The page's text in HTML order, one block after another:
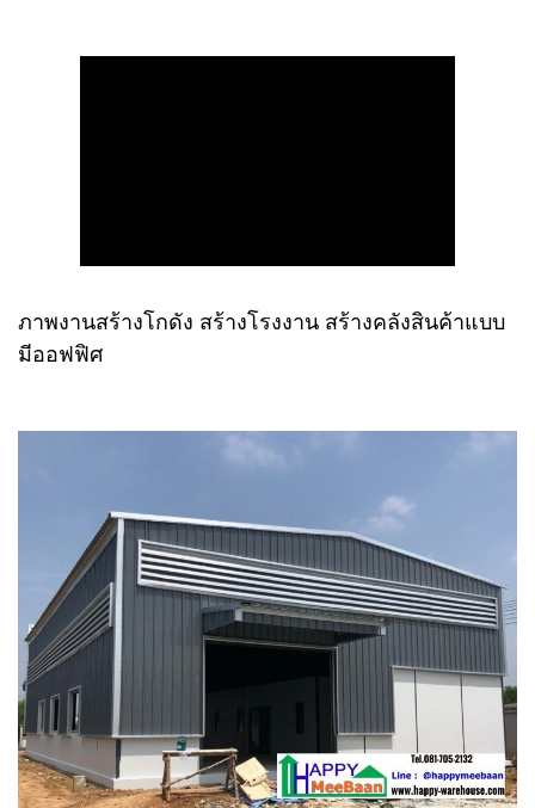
ภาพงานสร้างโกดัง สร้างโรงงาน สร้างคลังสินค้าแบบ
มีออฟฟิศ